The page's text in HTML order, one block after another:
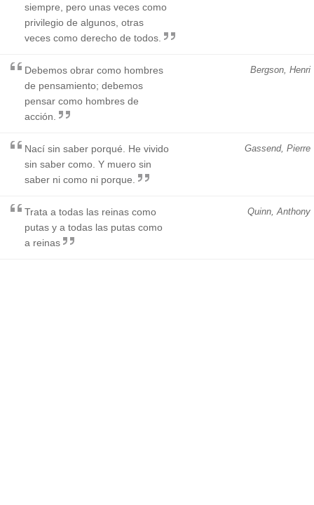
siempre, pero unas veces como
privilegio de algunos, otras
veces como derecho de todos.
Bergson, Henri
Debemos obrar como hombres
de pensamiento; debemos
pensar como hombres de
acción.
Gassend, Pierre
Nací sin saber porqué. He vivido
sin saber como. Y muero sin
saber ni como ni porque.
Quinn, Anthony
Trata a todas las reinas como
putas y a todas las putas como
a reinas